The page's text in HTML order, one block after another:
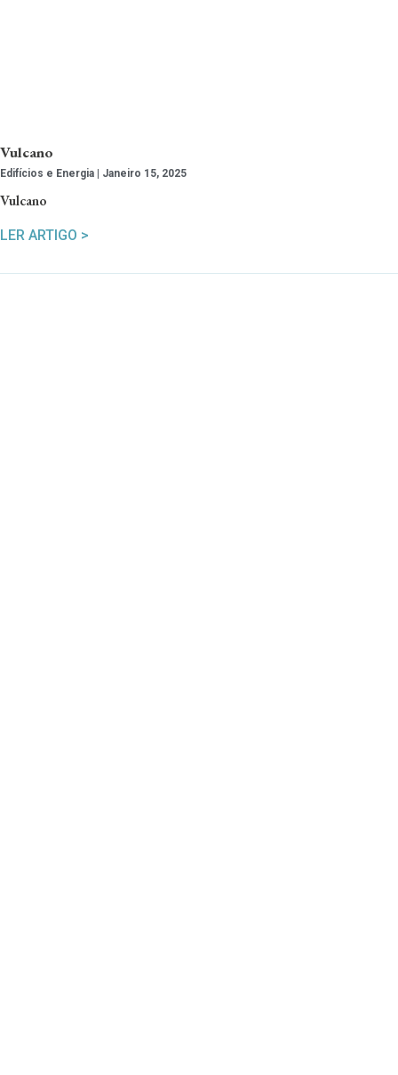
Vulcano
Edifícios e Energia Janeiro 15, 2025
Vulcano
LER ARTIGO >